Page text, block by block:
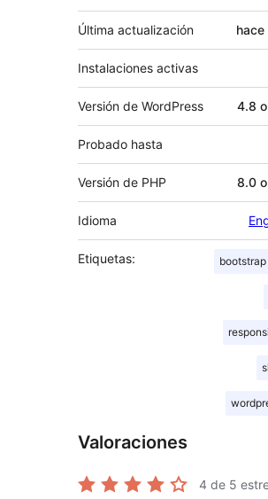
Última actualización hace
Instalaciones activas
Versión de WordPress 4.8
Probado hasta
Versión de PHP 8.0
Idioma
Etiquetas:
Valoraciones
4 de 5